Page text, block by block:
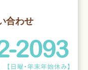
合わせ